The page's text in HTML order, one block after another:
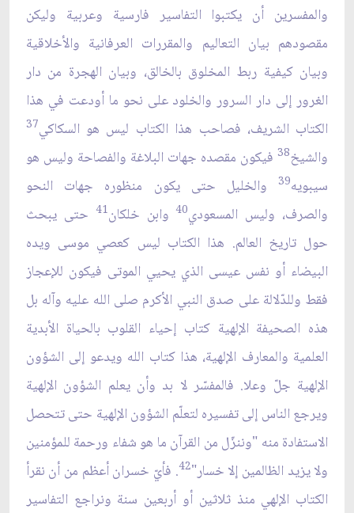
والمفسرين أن يكتبوا التفاسير فارسية وعربية وليكن
مقصودهم بيان التعاليم والمقررات العرفانية والأخلاقية
وبيان كيفية ربط المخلوق بالخالق، وبيان الهجرة من دار
الغرور إلى دار السرور والخلود على نحو ما أودعت في هذا
الكتاب الشريف، فصاحب هذا الكتاب ليس هو السكاكي37
والشيخ38فيكون مقصده جهات البلاغة والفصاحة وليس هو
سيبويه39والخليل حتى يكون منظوره جهات النحو
والصرف، وليس المسعودي40 وابن خلكان41 حتى يبحث
حول تاريخ العالم. هذا الكتاب ليس كعصي موسى ويده
البيضاء أو نفس عيسى الذي يحيي الموتى فيكون للإعجاز
فقط وللدّلالة على صدق النبي الأكرم صلى الله عليه وآله بل
هذه الصحيفة الإلهية كتاب إحياء القلوب بالحياة الأبدية
العلمية والمعارف الإلهية، هذا كتاب الله ويدعو إلى الشؤون
الإلهية جلّ وعلا. فالمفسّر لا بد وأن يعلم الشؤون الإلهية
ويرجع الناس إلى تفسيره لتعلّم الشؤون الإلهية حتى تتحصل
الاستفادة منه "وننزّل من القرآن ما هو شفاء ورحمة للمؤمنين
ولا يزيد الظالمين إلا خسار"42. فأيّ خسران أعظم من أن نقرأ
الكتاب الإلهي منذ ثلاثين أو أربعين سنة ونراجع التفاسير